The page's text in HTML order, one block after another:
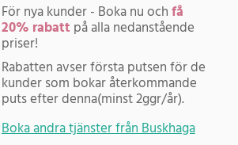
För nya kunder - Boka nu ochfå
20% rabatt på alla nedanstående
priser!
Rabatten avser första putsen för de
kunder som bokar återkommande
puts efter denna(minst 2ggr/år).
Boka andra tjänster från Buskhaga